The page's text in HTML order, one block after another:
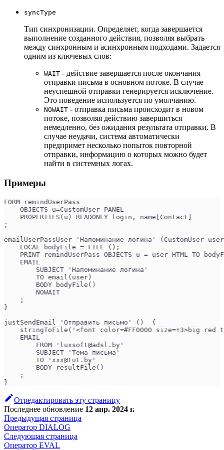
syncType
Тип синхронизации. Определяет, когда завершается
выполнение созданного действия, позволяя выбрать
между синхронным и асинхронным подходами. Задается
одним из ключевых слов:
WAIT - действие завершается после окончания
отправки письма в основном потоке. В случае
неуспешной отправки генерируется исключение.
Это поведение используется по умолчанию.
NOWAIT - отправка письма происходит в новом
потоке, позволяя действию завершиться
немедленно, без ожидания результата отправки. В
случае неудачи, система автоматически
предпримет несколько попыток повторной
отправки, информацию о которых можно будет
найти в системных логах.
Примеры
FORM remindUserPass
    OBJECTS u=CustomUser PANEL
    PROPERTIES(u) READONLY login, name[Contact]
;
emailUserPassUser 'Напоминание логина' (CustomUser
    LOCAL bodyFile = FILE ();
PRINT remindUserPass OBJECTS u = user HTML TO
    EMAIL
        SUBJECT 'Напоминание логина'
        TO email(user)
        BODY bodyFile()
        NOWAIT
    ;
}
justSendEmail 'Отправить письмо' ()  {
stringToFile('<font color=#FF0000 size=+3>big red
    EMAIL
        FROM 'luxsoft@adsl.by'
        SUBJECT 'Тема письма'
        TO 'xxx@tut.by'
        BODY resultFile()
    ;
}
Отредактировать эту страницу
Последнее обновление 12 апр. 2024 г.
Предыдущая страница
Оператор DIALOG
Следующая страница
Оператор EVAL